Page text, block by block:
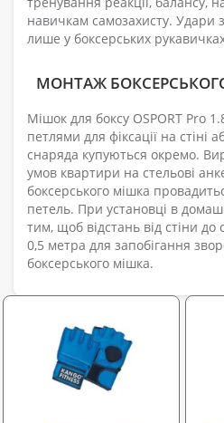
навичкам самозахисту. Удари
лише у боксерських
МОНТАЖ
Мішок для боксу OSPORT Pro
петлями для фіксації на стіні
снаряда купуються окремо.
умов квартири на стельові
боксерського мішка
петель. При установці в
тим, щоб відстань від стіни
0,5 метра для запобігання
боксерського мішка.